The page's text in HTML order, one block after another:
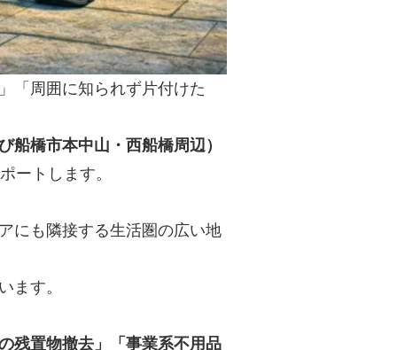
「周囲に知られず片付けた
船橋市本中山・西船橋周辺）
ートします。
にも隣接する生活圏の広い地
ます。
残置物撤去」「事業系不用品